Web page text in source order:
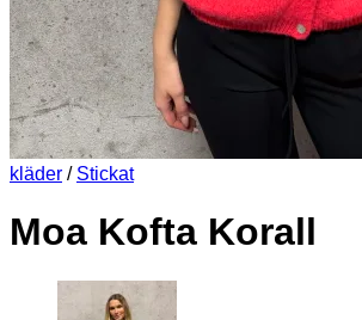
kläder / Stickat
Moa Kofta Korall